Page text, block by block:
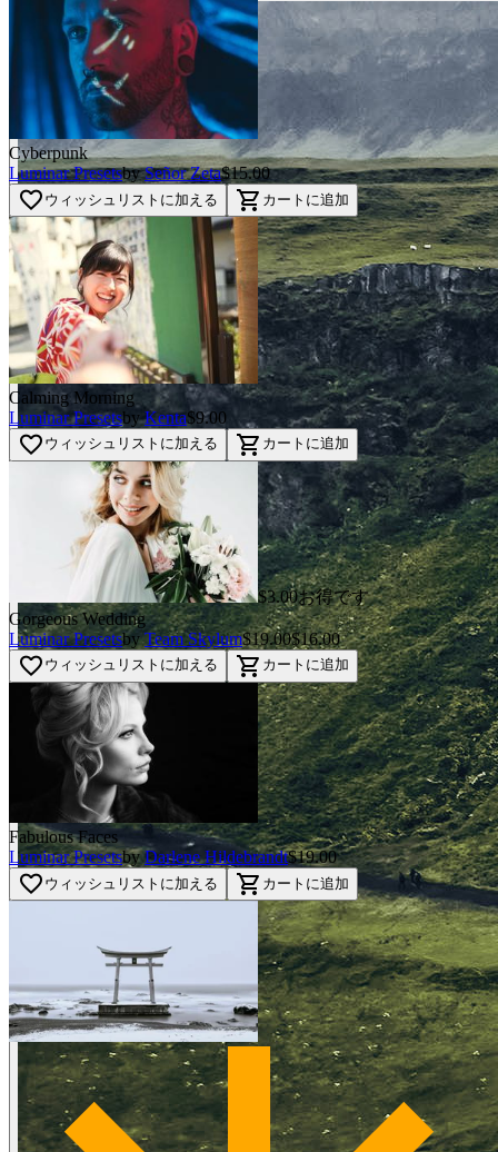
Cyberpunk
Luminar Presetsby Señor Zeta$15.00
favorite_border ウィッシュリストに加える shopping_cart カートに追加
Calming Morning
Luminar Presetsby Kenta$9.00
favorite_border ウィッシュリストに加える shopping_cart カートに追加
$3.00お得です
Gorgeous Wedding
Luminar Presetsby Team Skylum$19.00$16.00
favorite_border ウィッシュリストに加える shopping_cart カートに追加
Fabulous Faces
Luminar Presetsby Darlene Hildebrandt$19.00
favorite_border ウィッシュリストに加える shopping_cart カートに追加